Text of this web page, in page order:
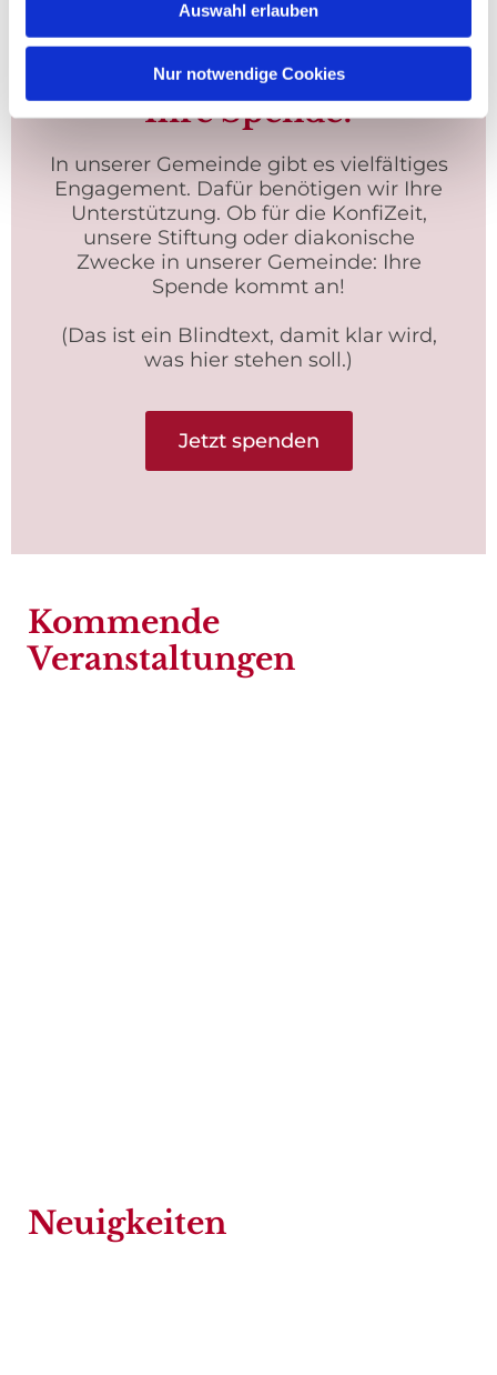
Auswahl erlauben
Nur notwendige Cookies
Vielen Dank für
Ihre Spende!
In unserer Gemeinde gibt es vielfältiges
Engagement. Dafür benötigen wir Ihre
Unterstützung. Ob für die KonfiZeit,
unsere Stiftung oder diakonische
Zwecke in unserer Gemeinde: Ihre
Spende kommt an!
(Das ist ein Blindtext, damit klar wird,
was hier stehen soll.)
Jetzt spenden
Kommende
Veranstaltungen
Neuigkeiten